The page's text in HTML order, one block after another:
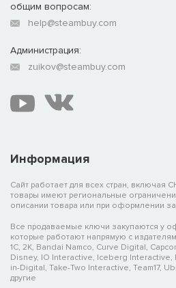
Информация
Сайт работает для всех стран, включая
товары имеют региональные
описании товара или при оформлении
Все продаваемые ключи закупаются у
которые работают напрямую с
1C, 2K, Bandai Namco, Curve Digital,
Disney, IO Interactive, Iceberg Interactive,
in-Digital, Take-Two Interactive, Team17,
другие
общим вопросам:
help@steambuy.com
Администрация:
zuikov@steambuy.com